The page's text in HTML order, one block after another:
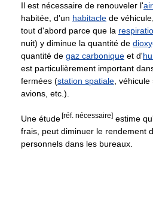
Il est nécessaire de renouveler l'air
habitée, d'un habitacle de
tout d'abord parce que la
nuit) y diminue la quantité de
quantité de gaz carbonique et d'
est particulièrement important
fermées (station spatiale , véhicule
avions, etc.).
Une étude[réf. nécessaire] estime
frais, peut diminuer le rendement
personnels dans les bureaux.